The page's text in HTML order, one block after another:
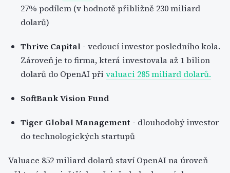
27% podílem (v hodnotě přibližně 230 miliard
dolarů)
Thrive Capital - vedoucí investor posledního kola.
Zároveň je to firma, která investovala až 1 bilion
dolarů do OpenAI při valuaci 285 miliard dolarů.
SoftBank Vision Fund
Tiger Global Management - dlouhodobý investor
do technologických startupů
Valuace 852 miliard dolarů staví OpenAI na úroveň